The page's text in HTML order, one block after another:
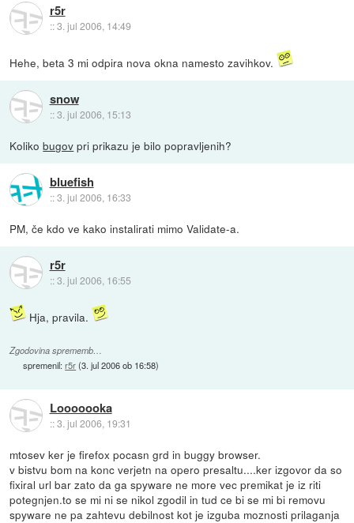
r5r
::3. jul 2006, 14:49
Hehe, beta 3 mi odpira nova okna namesto zavihkov.
snow
::3. jul 2006, 15:13
Kolikobugov pri prikazu je bilo popravljenih?
bluefish
::3. jul 2006, 16:33
PM, če kdo ve kako instalirati mimo Validate-a.
r5r
::3. jul 2006, 16:55
Hja, pravila.
Zgodovina sprememb…
spremenil:r5r(3. jul 2006 ob 16:58)
Looooooka
::3. jul 2006, 19:31
mtosev ker je firefox pocasn grd in buggy browser.
v bistvu bom na konc verjetn na opero presaltu....ker izgovor da so
fixiral url bar zato da ga spyware ne more vec premikat je iz riti
potegnjen.to se mi ni se nikol zgodil in tud ce bi se mi bi removu
spyware ne pa zahtevu debilnost kot je izguba moznosti prilaganja